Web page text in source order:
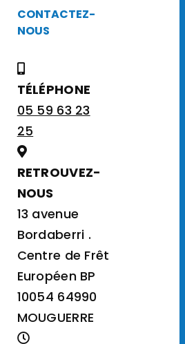
CONTACTEZ-
NOUS
TÉLÉPHONE
05 59 63 23
25
RETROUVEZ-
NOUS
13 avenue
Bordaberri .
Centre de Frêt
Européen BP
10054 64990
MOUGUERRE